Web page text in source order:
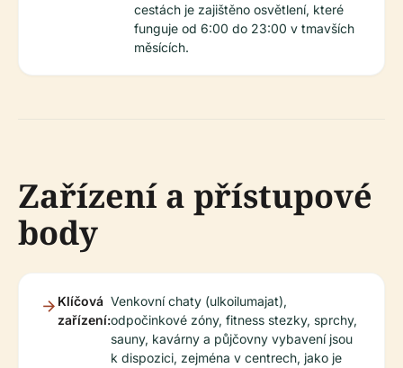
cestách je zajištěno osvětlení, které
funguje od 6:00 do 23:00 v tmavších
měsících.
Zařízení a přístupové
body
Klíčová
zařízení:
Venkovní chaty (ulkoilumajat),
odpočinkové zóny, fitness stezky, sprchy,
sauny, kavárny a půjčovny vybavení jsou
k dispozici, zejména v centrech, jako je